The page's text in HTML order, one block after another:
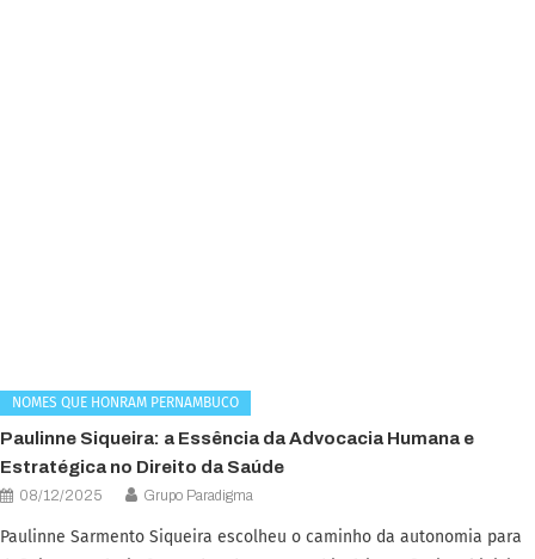
NOMES QUE HONRAM PERNAMBUCO
Paulinne Siqueira: a Essência da Advocacia Humana e
Estratégica no Direito da Saúde
08/12/2025 Grupo Paradigma
Paulinne Sarmento Siqueira escolheu o caminho da autonomia para